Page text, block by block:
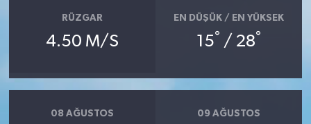
RÜZGAR
4.50 M/S
EN DÜŞÜK / EN YÜKSEK
15° / 28°
08 AĞUSTOS 09 AĞUSTOS